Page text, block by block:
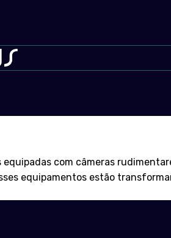
com câmeras
equipamentos estão